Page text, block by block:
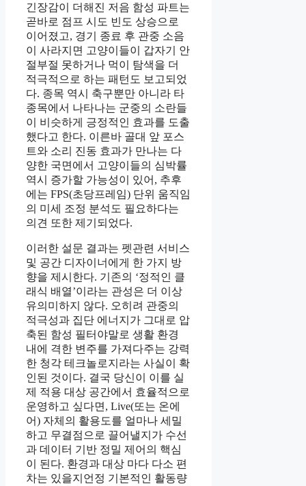
긴장감이 더해진 저음 함성 파트는
곧바로 점프 시도 빈도 상승으로
이어졌고, 경기 종료 후 관중 소음
이 사라지면 고양이들이 갑자기 안
절부절 못하거나 먹이 탐색을 더
적극적으로 하는 패턴도 보고되었
다. 종목 역시 축구뿐만 아니라 타
종목에서 나타나는 군중의 소란들
이 비슷하게 긍정적인 효과를 도출
했다고 한다. 이른바 골대 앞 포스
트와 소리 진동 효과가 만나는 다
양한 국면에서 고양이들의 심박률
역시 증가할 가능성이 있어, 추후
에는 FPS(초당프레임) 단위 움직임
의 미세 조정 분석도 필요하다는
의견 또한 제기되었다.
이러한 설문 결과는 펫관련 서비스
및 공간 디자이너에게 한 가지 방
향을 제시한다. 기존의 ‘정적인 클
래식 배열’이라는 관성은 더 이상
유의미하지 않다. 오히려 관중의
적극성과 집단 에너지가 그대로 압
축된 함성 필터야말로 생활 환경
내에 격한 변주를 가져다주는 강력
한 청각 테크놀로지라는 사실이 확
인된 것이다. 결국 당신이 이를 실
제 적용 대상 공간에서 효율적으로
운영하고 싶다면, Live(또는 온에
어) 자체의 활용도를 얼마나 세밀
하고 무결점으로 끌어낼지가 수선
과 데이터 기반 정밀 제어의 핵심
이 된다. 환경과 대상 마다 다소 편
차는 있을지언정 기본적인 활동량